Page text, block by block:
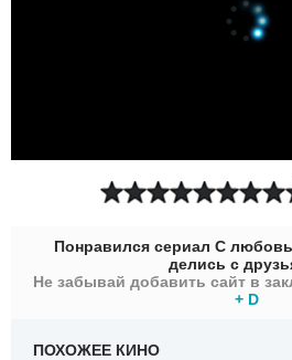
Понравился сериал С
делись с
Не забывай добавить сайт в
+ D
ПОХОЖЕЕ КИНО